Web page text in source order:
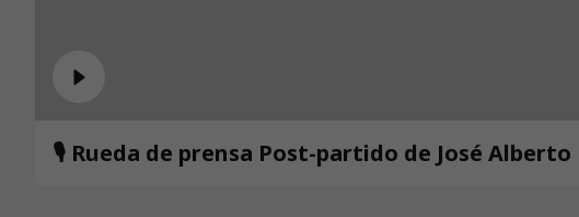
🎙️ Rueda de prensa Post-partido de José Alberto